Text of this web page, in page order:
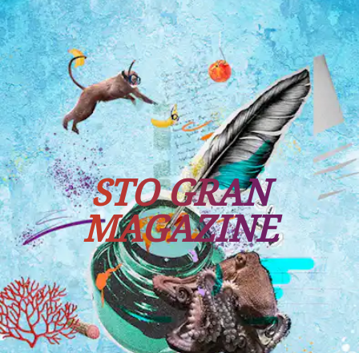
Tutti i viaggi Prossime partenze
STO GRAN
MAGAZINE